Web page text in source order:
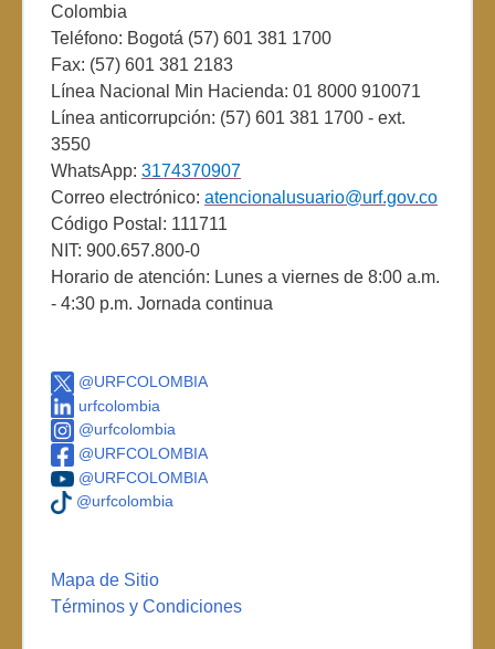
Colombia
Teléfono: Bogotá (57) 601 381 1700
Fax: (57) 601 381 2183
Línea Nacional Min Hacienda: 01 8000 910071
Línea anticorrupción: (57) 601 381 1700 - ext.
3550
WhatsApp: 3174370907
Correo electrónico: atencionalusuario@urf.gov.co
Código Postal: 111711
NIT: 900.657.800-0
Horario de atención: Lunes a viernes de 8:00 a.m.
- 4:30 p.m. Jornada continua
@URFCOLOMBIA
urfcolombia
@urfcolombia
@URFCOLOMBIA
@URFCOLOMBIA
@urfcolombia
Mapa de Sitio
Términos y Condiciones